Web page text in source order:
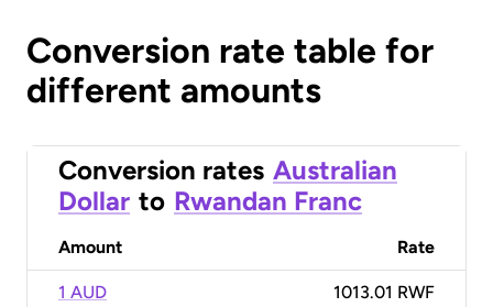
Conversion rate table for
different amounts
Conversion rates Australian
Dollar to Rwandan Franc
Amount Rate
1 AUD 1013.01 RWF